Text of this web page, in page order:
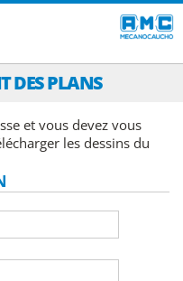
DES PLANS
et vous devez vous
les dessins du